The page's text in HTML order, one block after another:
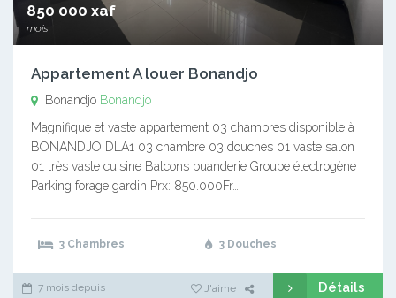
850 000 xaf
mois
Appartement A louer Bonandjo
Bonandjo Bonandjo
Magnifique et vaste appartement 03 chambres disponible à
BONANDJO DLA1 03 chambre 03 douches 01 vaste salon
01 très vaste cuisine Balcons buanderie Groupe électrogène
Parking forage gardin Prx: 850.000Fr…
3 Chambres 3 Douches
7 mois depuis J'aime Détails